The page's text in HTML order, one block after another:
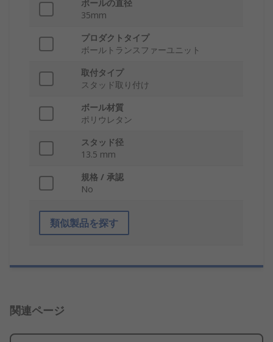
ボールの直径
35mm
プロダクトタイプ
ボールトランスファーユニット
取付タイプ
スタッド取り付け
ボール材質
ポリウレタン
スタッド径
13.5 mm
規格 / 承認
No
類似製品を探す
関連ページ